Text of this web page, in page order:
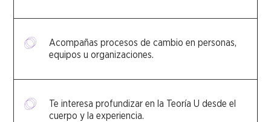
Acompañas procesos de cambio en personas,
equipos u organizaciones.
Te interesa profundizar en la Teoría U desde el
cuerpo y la experiencia.